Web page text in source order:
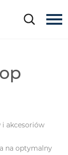
i akcesoriów
na optymalny